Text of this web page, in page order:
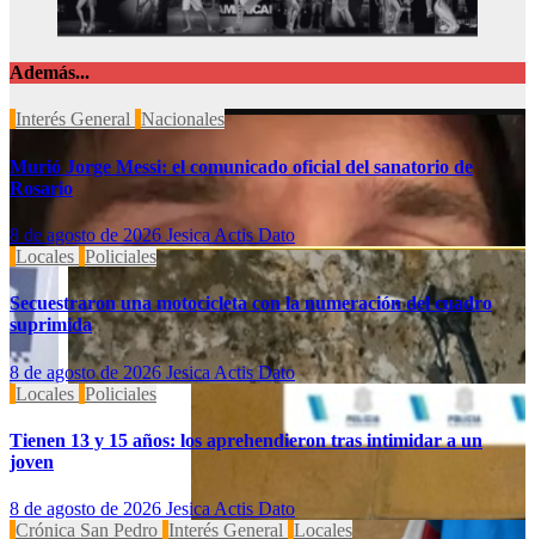
Además...
Interés General Nacionales
Murió Jorge Messi: el comunicado oficial del sanatorio de
Rosario
8 de agosto de 2026 Jesica Actis Dato
Locales Policiales
Secuestraron una motocicleta con la numeración del cuadro
suprimida
8 de agosto de 2026 Jesica Actis Dato
Locales Policiales
Tienen 13 y 15 años: los aprehendieron tras intimidar a un
joven
8 de agosto de 2026 Jesica Actis Dato
Crónica San Pedro Interés General Locales